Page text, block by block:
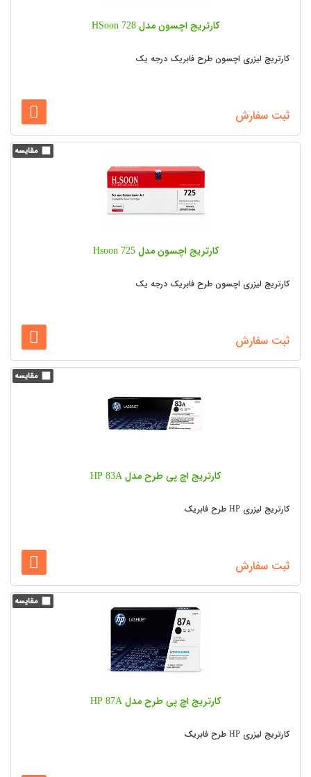
کارتریج اچسون مدل HSoon 728
کارتریج لیزری اچسون طرح فابریک درجه یک
ثبت سفارش
کارتریج اچسون مدل Hsoon 725
کارتریج لیزری اچسون طرح فابریک درجه یک
ثبت سفارش
کارتریج اچ پی طرح مدل HP 83A
کارتریج لیزری HP طرح فابریک
ثبت سفارش
کارتریج اچ پی طرح مدل HP 87A
کارتریج لیزری HP طرح فابریک